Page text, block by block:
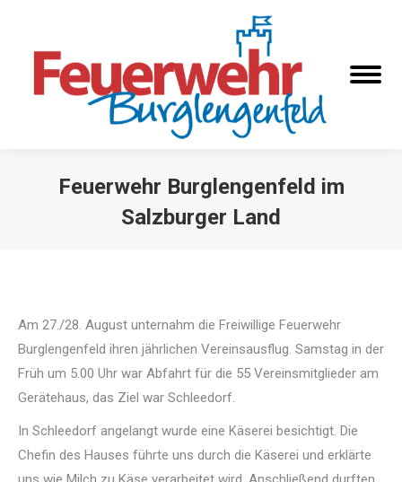
Feuerwehr Burglengenfeld im
Salzburger Land
Am 27./28. August unternahm die Freiwillige Feuerwehr
Burglengenfeld ihren jährlichen Vereinsausflug. Samstag in der
Früh um 5.00 Uhr war Abfahrt für die 55 Vereinsmitglieder am
Gerätehaus, das Ziel war Schleedorf.
In Schleedorf angelangt wurde eine Käserei besichtigt. Die
Chefin des Hauses führte uns durch die Käserei und erklärte